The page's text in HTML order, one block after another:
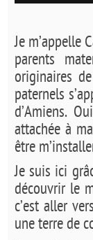
Je m’appelle
parents
originaires
paternels
d’Amiens.
attachée à
être
Je suis ici
découvrir le
c’est aller
une terre de